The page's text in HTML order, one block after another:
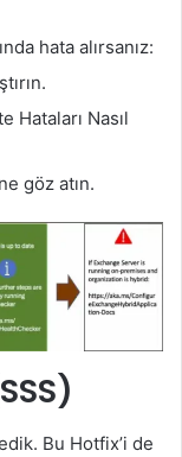
hata alırsanız:
Hataları Nasıl
göz atın.
Bu Hotfix’i de